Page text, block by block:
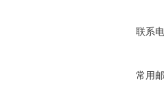
联系
常用